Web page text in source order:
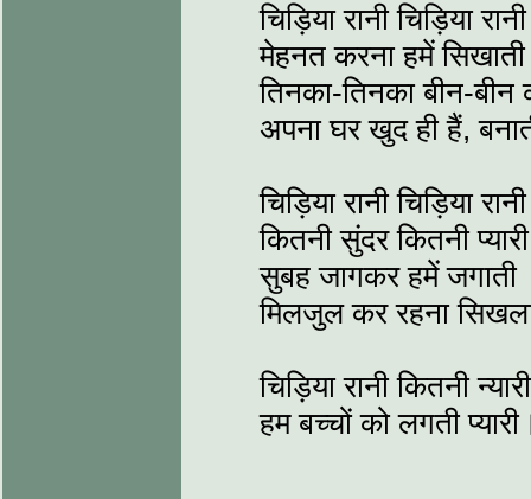
चिड़िया रानी चिड़िया रानी
मेहनत करना हमें सिखाती
तिनका-तिनका बीन-बीन
अपना घर खुद ही हैं,
चिड़िया रानी चिड़िया रानी
कितनी सुंदर कितनी प्यारी
सुबह जागकर हमें जगाती
मिलजुल कर रहना
चिड़िया रानी कितनी न्यारी
हम बच्चों को लगती